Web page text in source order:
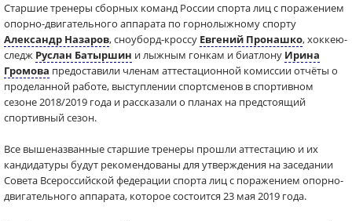
Старшие тренеры сборных команд России спорта лиц с поражением
опорно-двигательного аппарата по горнолыжному спорту
Александр Назаров, сноуборд-кроссу Евгений Пронашко, хоккею-
следж Руслан Батыршин и лыжным гонкам и биатлону Ирина
Громова предоставили членам аттестационной комиссии отчёты о
проделанной работе, выступлении спортсменов в спортивном
сезоне 2018/2019 года и рассказали о планах на предстоящий
спортивный сезон.
Все вышеназванные старшие тренеры прошли аттестацию и их
кандидатуры будут рекомендованы для утверждения на заседании
Совета Всероссийской федерации спорта лиц с поражением опорно-
двигательного аппарата, которое состоится 23 мая 2019 года.